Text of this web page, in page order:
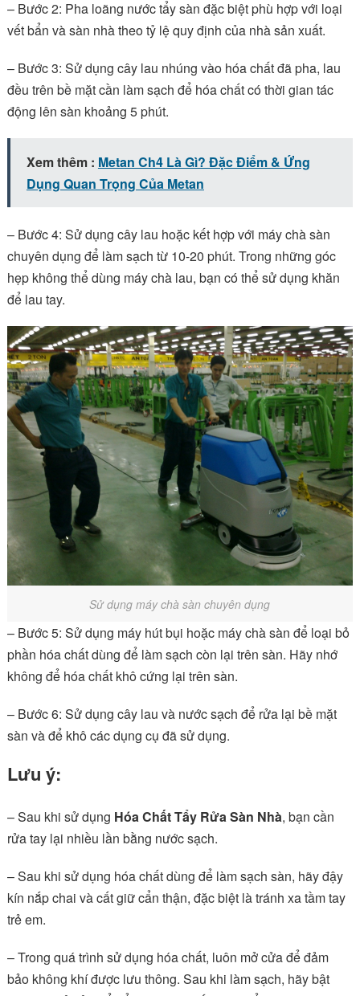
– Bước 2: Pha loãng nước tẩy sàn đặc biệt phù hợp với loại
vết bẩn và sàn nhà theo tỷ lệ quy định của nhà sản xuất.
– Bước 3: Sử dụng cây lau nhúng vào hóa chất đã pha, lau
đều trên bề mặt cần làm sạch để hóa chất có thời gian tác
động lên sàn khoảng 5 phút.
Xem thêm : Metan Ch4 Là Gì? Đặc Điểm & Ứng
Dụng Quan Trọng Của Metan
– Bước 4: Sử dụng cây lau hoặc kết hợp với máy chà sàn
chuyên dụng để làm sạch từ 10-20 phút. Trong những góc
hẹp không thể dùng máy chà lau, bạn có thể sử dụng khăn
để lau tay.
Sử dụng máy chà sàn chuyên dụng
– Bước 5: Sử dụng máy hút bụi hoặc máy chà sàn để loại bỏ
phần hóa chất dùng để làm sạch còn lại trên sàn. Hãy nhớ
không để hóa chất khô cứng lại trên sàn.
– Bước 6: Sử dụng cây lau và nước sạch để rửa lại bề mặt
sàn và để khô các dụng cụ đã sử dụng.
Lưu ý:
– Sau khi sử dụng Hóa Chất Tẩy Rửa Sàn Nhà, bạn cần
rửa tay lại nhiều lần bằng nước sạch.
– Sau khi sử dụng hóa chất dùng để làm sạch sàn, hãy đậy
kín nắp chai và cất giữ cẩn thận, đặc biệt là tránh xa tầm tay
trẻ em.
– Trong quá trình sử dụng hóa chất, luôn mở cửa để đảm
bảo không khí được lưu thông. Sau khi làm sạch, hãy bật